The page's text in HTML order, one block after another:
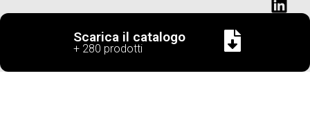
Scarica il catalogo
+ 280 prodotti